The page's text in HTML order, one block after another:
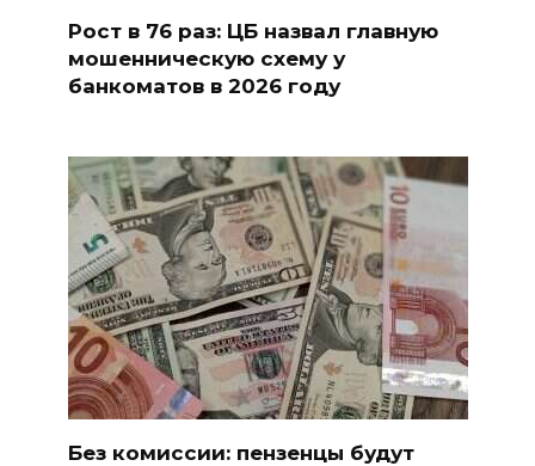
Рост в 76 раз: ЦБ назвал главную
мошенническую схему у
банкоматов в 2026 году
Без комиссии: пензенцы будут